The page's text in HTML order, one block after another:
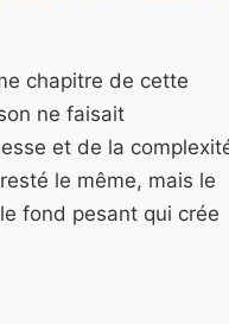
chapitre de cette
ne faisait
et de la
le même, mais le
fond pesant qui crée